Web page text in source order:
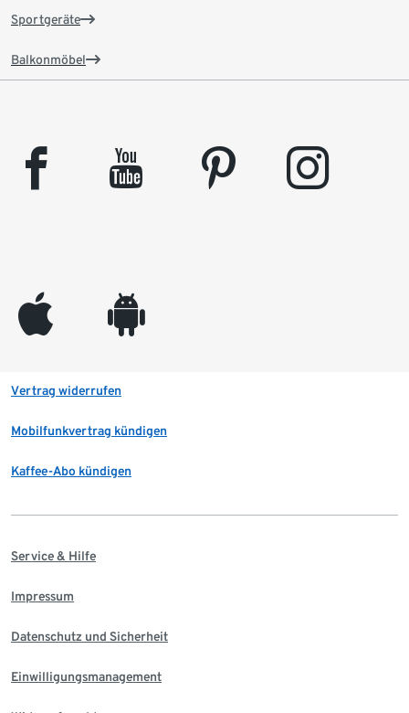
Sportgeräte
Balkonmöbel
facebook youtube pinterest instagram
appleinc android
Vertrag widerrufen
Mobilfunkvertrag kündigen
Kaffee-Abo kündigen
Service & Hilfe
Impressum
Datenschutz und Sicherheit
Einwilligungsmanagement